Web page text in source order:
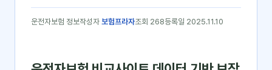
운전자보험 정보작성자 보험프라자조회 268등록일 2025.11.10